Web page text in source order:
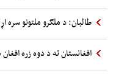
طالبان: د ملګرو ملتونو سره
افغانستان ته د دوه زره